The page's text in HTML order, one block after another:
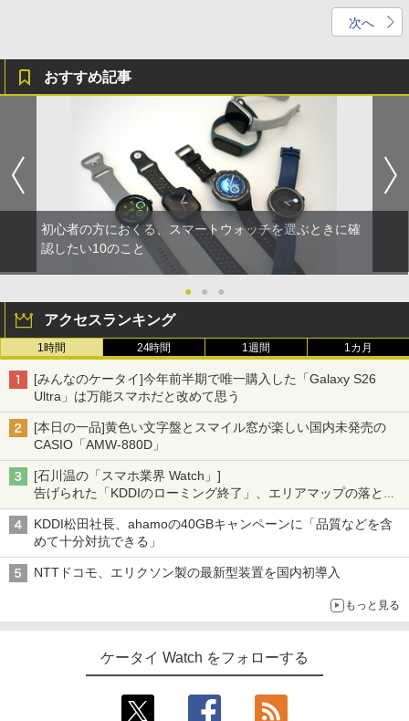
次へ
おすすめ記事
初心者の方におくる、スマートウォッチを選ぶときに確
認したい10のこと
● ● ●
アクセスランキング
1時間 24時間 1週間 1カ月
[みんなのケータイ]今年前半期で唯一購入した「Galaxy S26
Ultra」は万能スマホだと改めて思う
[本日の一品]黄色い文字盤とスマイル窓が楽しい国内未発売の
CASIO「AMW-880D」
[石川温の「スマホ業界 Watch」]
告げられた「KDDIのローミング終了」、エリアマップの落とし
穴と楽天モバイルの課題
KDDI松田社長、ahamoの40GBキャンペーンに「品質などを含
めて十分対抗できる」
NTTドコモ、エリクソン製の最新型装置を国内初導入
もっと見る
ケータイ Watch をフォローする